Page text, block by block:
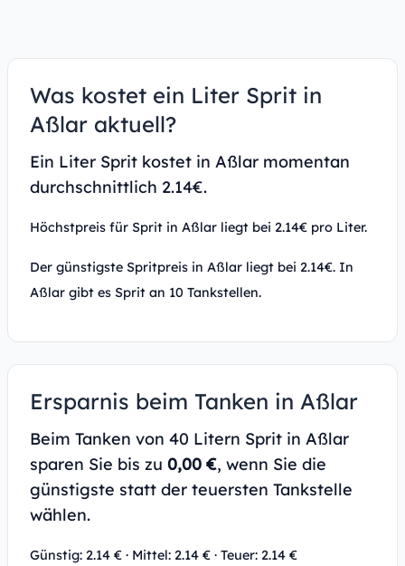
Was kostet ein Liter Sprit in
Aßlar aktuell?
Ein Liter Sprit kostet in Aßlar momentan
durchschnittlich 2.14€.
Höchstpreis für Sprit in Aßlar liegt bei 2.14€ pro Liter.
Der günstigste Spritpreis in Aßlar liegt bei 2.14€. In
Aßlar gibt es Sprit an 10 Tankstellen.
Ersparnis beim Tanken in Aßlar
Beim Tanken von 40 Litern Sprit in Aßlar
sparen Sie bis zu 0,00 €, wenn Sie die
günstigste statt der teuersten Tankstelle
wählen.
Günstig: 2.14 € · Mittel: 2.14 € · Teuer: 2.14 €